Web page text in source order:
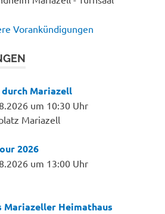
Vorankündigungen
Mariazell
um 10:30 Uhr
Mariazell
2026
um 13:00 Uhr
Mariazeller Heimathaus